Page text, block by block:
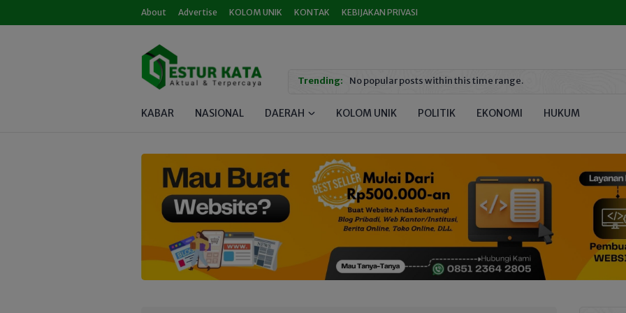
About Advertise KOLOM UNIK KONTAK KEBIJAKAN PRIVASI
Trending: No popular posts within this time range.
KABAR NASIONAL DAERAH KOLOM UNIK POLITIK EKONOMI HUKUM